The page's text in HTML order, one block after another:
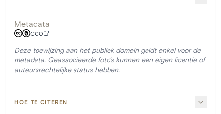
Metadata
CC0
Deze toewijzing aan het publiek domein geldt enkel voor de
metadata. Geassocieerde foto's kunnen een eigen licentie of
auteursrechtelijke status hebben.
HOE TE CITEREN